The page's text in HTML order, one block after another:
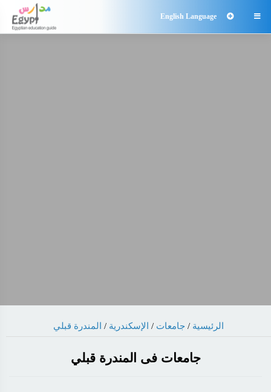

English Language
الرئيسية / جامعات / الإسكندرية / المندرة قبلي
جامعات فى المندرة قبلي